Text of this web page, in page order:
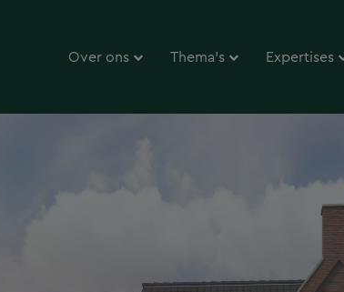
Over ons Thema’s Expertises